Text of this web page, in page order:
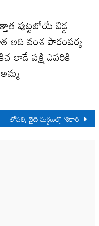
పుట్టబోయే బిడ్డ
అది వంశ పారంపర్య
లాడే పక్షి ఎవరికి
లోపలి, బైటి ఘర్షణల్లో ‘శికారి’